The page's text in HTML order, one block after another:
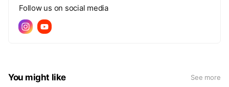
✔ ライフスタイルに合わせて働きたい
✔ セラピストとしてもっと成長したい
そんなあなたを、私たちは全力でサポートします！
用意しています。
Follow us on social media
You might like See more